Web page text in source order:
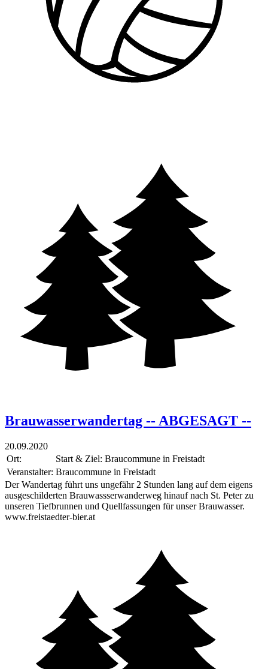
Brauwasserwandertag -- ABGESAGT --
20.09.2020
Ort:
Start & Ziel: Braucommune in Freistadt
Veranstalter: Braucommune in Freistadt
Der Wandertag führt uns ungefähr 2 Stunden lang auf dem eigens
ausgeschilderten Brauwassserwanderweg hinauf nach St. Peter zu
unseren Tiefbrunnen und Quellfassungen für unser Brauwasser.
www.freistaedter-bier.at